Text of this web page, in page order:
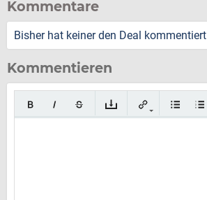
Kommentare
Bisher hat keiner den Deal kommentiert
Kommentieren